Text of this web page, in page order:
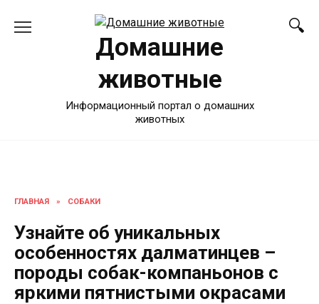
Домашние
животные
Информационный портал о домашних
животных
ГЛАВНАЯ » СОБАКИ
Узнайте об уникальных
особенностях далматинцев –
породы собак-компаньонов с
яркими пятнистыми окрасами